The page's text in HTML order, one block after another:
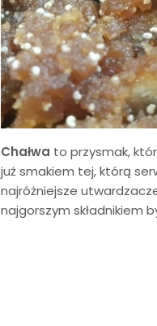
Chałwa to przysmak,
już smakiem tej, którą
najróżniejsze
najgorszym składnikiem